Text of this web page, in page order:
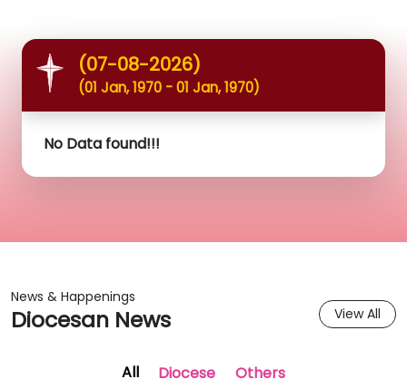
(07-08-2026)
(01 Jan, 1970 - 01 Jan, 1970)
No Data found!!!
View All
News & Happenings
Diocesan News
All Diocese Others